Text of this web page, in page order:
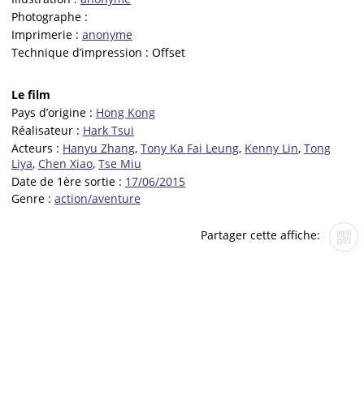
Photographe :
Imprimerie : anonyme
Technique d’impression : Offset
Le film
Pays d’origine : Hong Kong
Réalisateur : Hark Tsui
Acteurs : Hanyu Zhang, Tony Ka Fai Leung, Kenny Lin, Tong
Liya, Chen Xiao, Tse Miu
Date de 1ère sortie : 17/06/2015
Genre : action/aventure
Partager cette affiche: